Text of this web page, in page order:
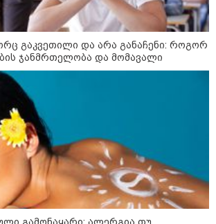
ფული ამ ზოდიაქოს ნიშნების
ხელში აღმოჩნდება: ვინ
გამდიდრდება?
როგორ ჩავიცვათ 40 წლის
შემდეგ: მილიონერების
სტილისტის 8 ოქროს წესი და
აუცილებელი სამოსი
გაკვეთილი და არა განაჩენი: როგორ
ჯანმრთელობა და მომავალი